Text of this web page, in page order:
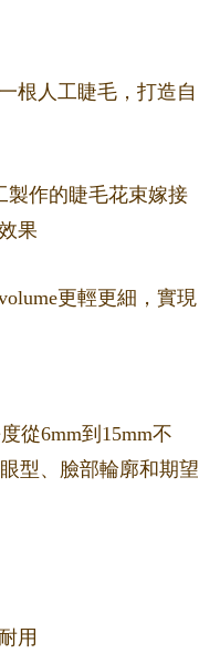
根人工睫毛，打造自
作的睫毛花束嫁接
果
更輕更細，實現
從6mm到15mm不
型、臉部輪廓和期望
用